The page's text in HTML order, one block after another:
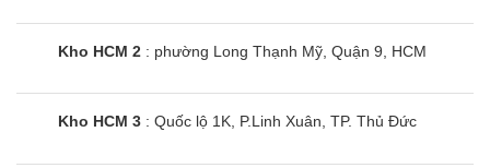
Kho HCM 2 : phường Long Thạnh Mỹ, Quận 9, HCM
Kho HCM 3 : Quốc lộ 1K, P.Linh Xuân, TP. Thủ Đức